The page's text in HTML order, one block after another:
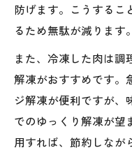
防げます。こうするこ
るため無駄が減ります。
また、冷凍した肉は調
解凍がおすすめです。
ジ解凍が便利ですが、
でのゆっくり解凍が望
用すれば、節約しなが